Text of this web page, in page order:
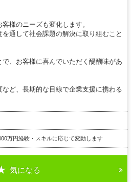
様のニーズも変化します。
通して社会課題の解決に取り組むこと
、お客様に喜んでいただく醍醐味があ
ど、長期的な目線で企業支援に携わる
万円経験・スキルに応じて変動します
気になる